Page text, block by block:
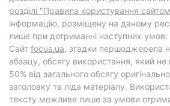
розділі "Правила користування
інформацію, розміщену на даному
лише при дотриманні наступних умов:
Cайт focus.ua, згадки першоджерела
абзацу, обсягу використання, який
50% від загального обсягу
заголовку та ліда матеріалу.
тексту можливе лише за умови